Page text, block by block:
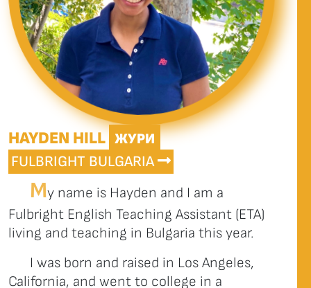
HAYDEN HILL ЖУРИ
FULBRIGHT BULGARIA
My name is Hayden and I am a
Fulbright English Teaching Assistant (ETA)
living and teaching in Bulgaria this year.
I was born and raised in Los Angeles,
California, and went to college in a